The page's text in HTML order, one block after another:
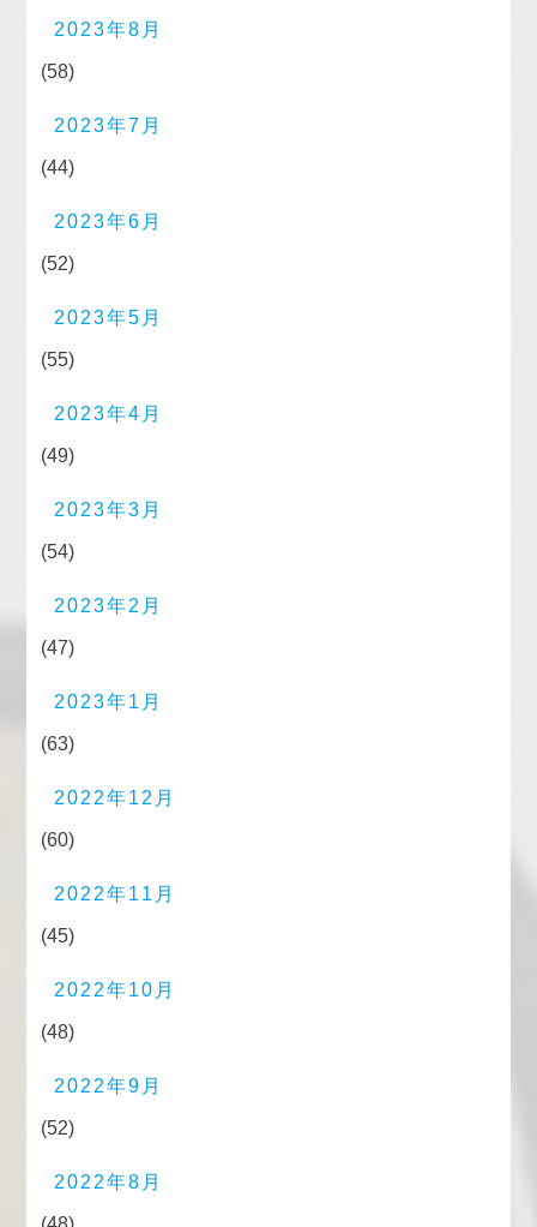
2023年8月
(58)
2023年7月
(44)
2023年6月
(52)
2023年5月
(55)
2023年4月
(49)
2023年3月
(54)
2023年2月
(47)
2023年1月
(63)
2022年12月
(60)
2022年11月
(45)
2022年10月
(48)
2022年9月
(52)
2022年8月